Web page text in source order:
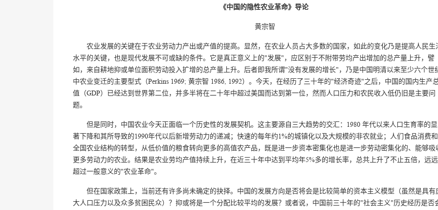
《中国的隐性农业革命》导论
黄宗智
农业发展的关键在于农业劳动力产出或产值的提高。显然，在农业人员占大多数的国家，如此的变化乃是提高人民生
水平的关键，也是现代发展不可或缺的条件。它是真正意义上的"发展"，应区别于不附带劳均产出增加的总产量上升，譬
如，来自耕地抑或单位面积劳动投入扩增的总产量上升。后者即我所谓"没有发展的增长"，乃是中国明清以来至少六个世
中农业变迁的主要型式（Perkins 1969; 黄宗智 1986, 1992）。今天，在经历了三十年的"经济奇迹"之后，中国的国内生产
值（GDP）已经达到世界第二位，并多半将在二十年中超过美国而达到第一位，然而人口压力和农民收入低仍旧是主要问
题。
但是同时，中国农业今天正面临一个历史性的发展契机。这主要源自三大趋势的交汇：1980 年代以来人口生育率的显
著下降和其所导致的1990年代以后新增劳动力的递减；快速的每年约1%的城镇化以及大规模的非农就业；人们食品消费和
全国农业结构的转型，从低价值的粮食转向更多的高值农产品，既是进一步资本密集化也是进一步劳动密集化的、能够吸
更多劳动力的农业。结果是农业劳均产值持续上升，在近三十年中达到平均年5%多的增长率，总共上升了不止五倍，远远
超过一般意义的"农业革命"。
但在国家政策上，当前还有许多尚未确定的抉择。中国的发展方向是否将会是比较简单的资本主义模型（虽然是具有
大人口压力以及众多贫困民众）？抑或将是一个分配比较平均的发展？或者说，中国前三十年的"社会主义"历史经历是否